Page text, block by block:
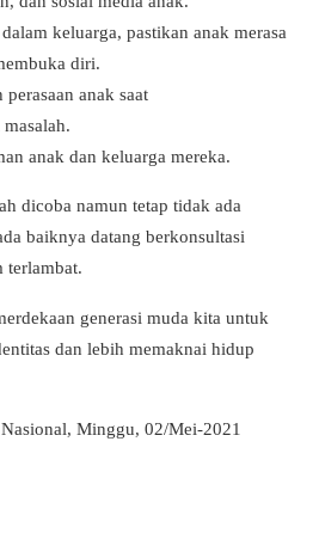
keluarga, pastikan anak merasa
diri.
anak saat
anak dan keluarga mereka.
dicoba namun tetap tidak ada
baiknya datang berkonsultasi
terlambat.
generasi muda kita untuk
dan lebih memaknai hidup
Minggu, 02/Mei-2021